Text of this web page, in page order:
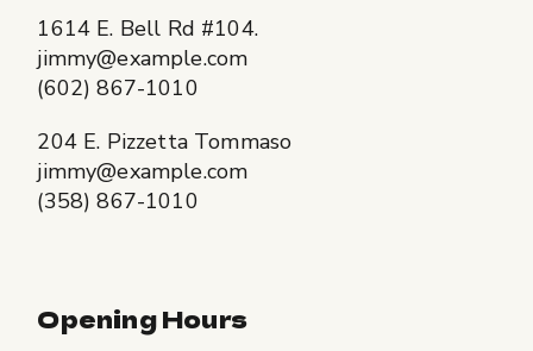
1614 E. Bell Rd #104.
jimmy@example.com
(602) 867-1010
204 E. Pizzetta Tommaso
jimmy@example.com
(358) 867-1010
Opening Hours